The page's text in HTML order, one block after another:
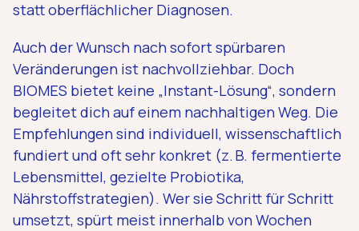
statt oberflächlicher Diagnosen.
Auch der Wunsch nach sofort spürbaren
Veränderungen ist nachvollziehbar. Doch
BIOMES bietet keine „Instant-Lösung“, sondern
begleitet dich auf einem nachhaltigen Weg. Die
Empfehlungen sind individuell, wissenschaftlich
fundiert und oft sehr konkret (z. B. fermentierte
Lebensmittel, gezielte Probiotika,
Nährstoffstrategien). Wer sie Schritt für Schritt
umsetzt, spürt meist innerhalb von Wochen